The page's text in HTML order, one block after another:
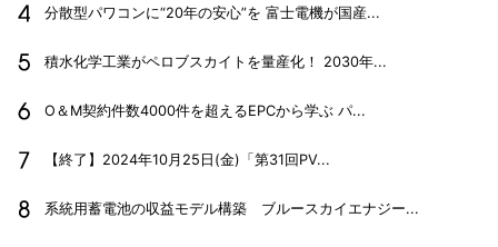
分散型パワコンに“20年の安心”を 富士電機が国産...
積水化学工業がペロブスカイトを量産化！ 2030年...
O＆M契約件数4000件を超えるEPCから学ぶ パ...
【終了】2024年10月25日(金)「第31回PV...
系統用蓄電池の収益モデル構築 ブルースカイエナジー...